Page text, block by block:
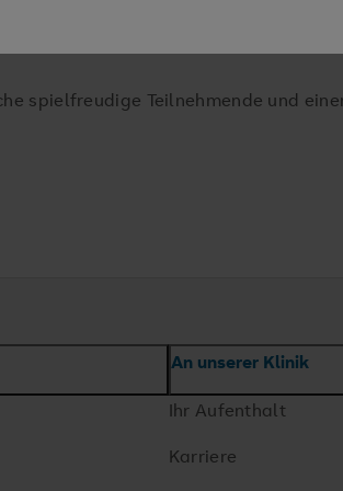
telefonische Anmeldung unter +49
spielfreudige Teilnehmende und
An unserer Klinik
Ihr Aufenthalt
Karriere